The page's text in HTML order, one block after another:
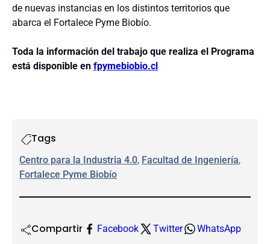
de nuevas instancias en los distintos territorios que
abarca el Fortalece Pyme Biobío.
Toda la información del trabajo que realiza el Programa
está disponible en fpymebiobio.cl
Tags
Centro para la Industria 4.0, Facultad de Ingeniería
Fortalece Pyme Biobío
Compartir Facebook Twitter WhatsApp